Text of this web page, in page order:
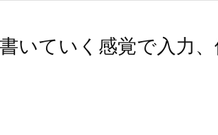
いていく感覚で入力、